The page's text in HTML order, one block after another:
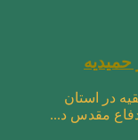
در استان
مقدس د...